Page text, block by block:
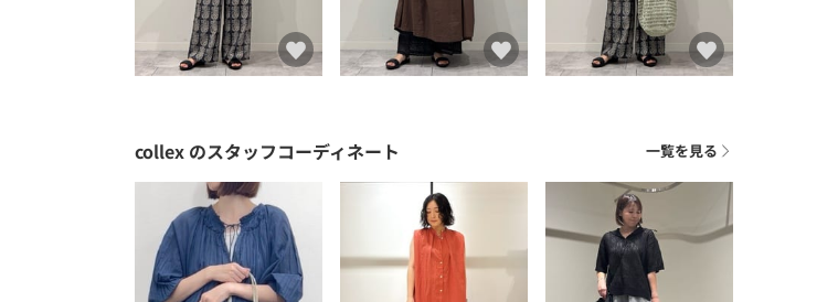
collex のスタッフコーディネート 一覧を見る